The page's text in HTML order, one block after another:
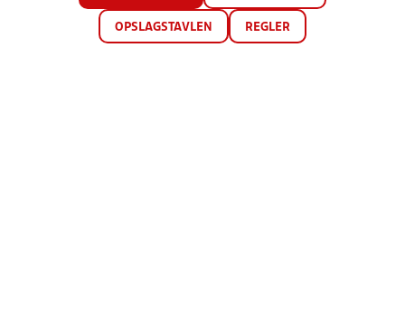
OPSLAGSTAVLEN REGLER